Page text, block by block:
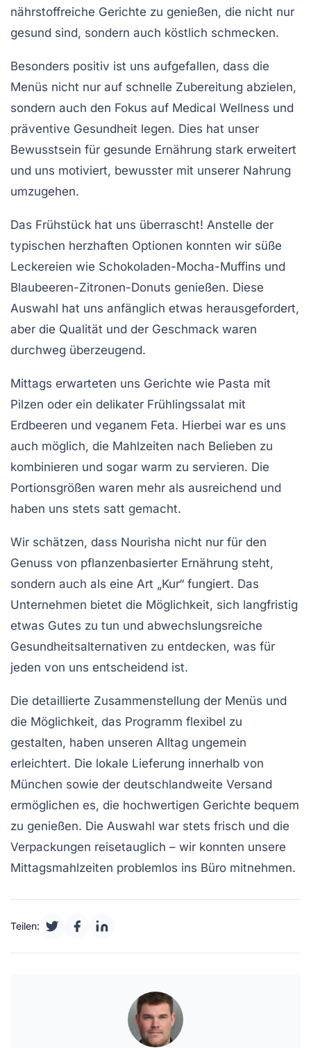
nährstoffreiche Gerichte zu genießen, die nicht nur
gesund sind, sondern auch köstlich schmecken.
Besonders positiv ist uns aufgefallen, dass die
Menüs nicht nur auf schnelle Zubereitung abzielen,
sondern auch den Fokus auf Medical Wellness und
präventive Gesundheit legen. Dies hat unser
Bewusstsein für gesunde Ernährung stark erweitert
und uns motiviert, bewusster mit unserer Nahrung
umzugehen.
Das Frühstück hat uns überrascht! Anstelle der
typischen herzhaften Optionen konnten wir süße
Leckereien wie Schokoladen-Mocha-Muffins und
Blaubeeren-Zitronen-Donuts genießen. Diese
Auswahl hat uns anfänglich etwas herausgefordert,
aber die Qualität und der Geschmack waren
durchweg überzeugend.
Mittags erwarteten uns Gerichte wie Pasta mit
Pilzen oder ein delikater Frühlingssalat mit
Erdbeeren und veganem Feta. Hierbei war es uns
auch möglich, die Mahlzeiten nach Belieben zu
kombinieren und sogar warm zu servieren. Die
Portionsgrößen waren mehr als ausreichend und
haben uns stets satt gemacht.
Wir schätzen, dass Nourisha nicht nur für den
Genuss von pflanzenbasierter Ernährung steht,
sondern auch als eine Art „Kur“ fungiert. Das
Unternehmen bietet die Möglichkeit, sich langfristig
etwas Gutes zu tun und abwechslungsreiche
Gesundheitsalternativen zu entdecken, was für
jeden von uns entscheidend ist.
Die detaillierte Zusammenstellung der Menüs und
die Möglichkeit, das Programm flexibel zu
gestalten, haben unseren Alltag ungemein
erleichtert. Die lokale Lieferung innerhalb von
München sowie der deutschlandweite Versand
ermöglichen es, die hochwertigen Gerichte bequem
zu genießen. Die Auswahl war stets frisch und die
Verpackungen reisetauglich – wir konnten unsere
Mittagsmahlzeiten problemlos ins Büro mitnehmen.
Teilen: